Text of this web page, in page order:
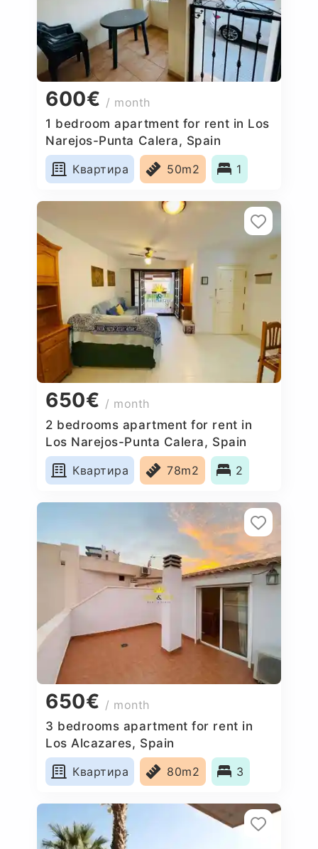
600€ / month
1 bedroom apartment for rent in Los
Narejos-Punta Calera, Spain
Квартира
50m2 1
650€ / month
2 bedrooms apartment for rent in
Los Narejos-Punta Calera, Spain
Квартира
78m2 2
650€ / month
3 bedrooms apartment for rent in
Los Alcazares, Spain
Квартира
80m2 3